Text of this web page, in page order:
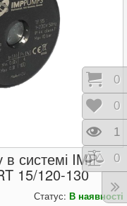
системі IMP
15/120-130
Статус: В наявності
0
0
1
0